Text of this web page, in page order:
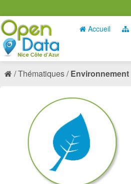
Accueil
Thématiques Environnement